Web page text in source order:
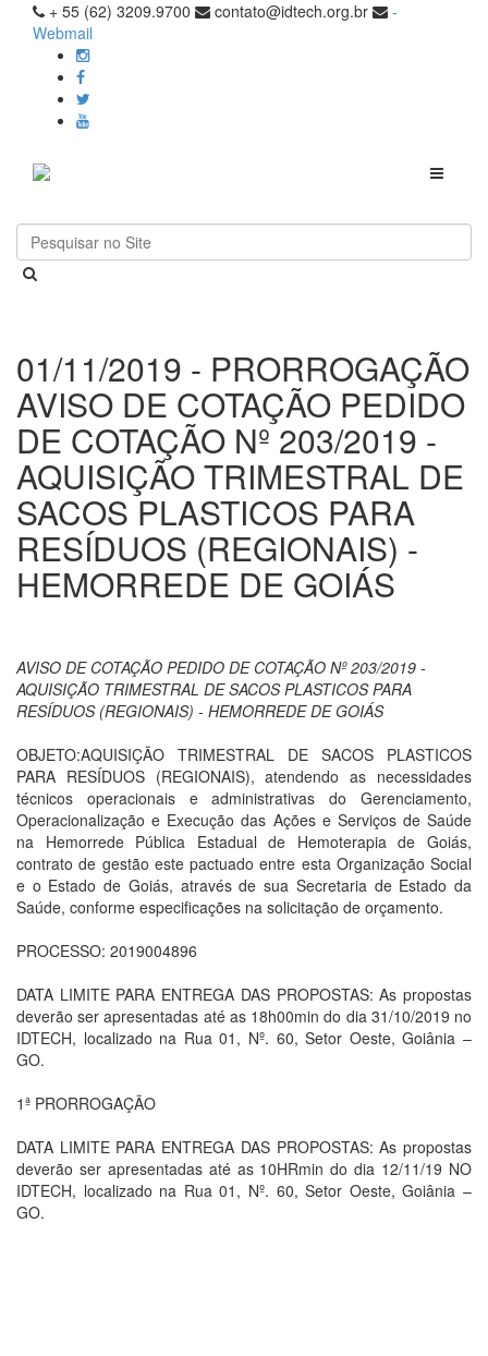
+ 55 (62) 3209.9700 contato@idtech.org.br
-
Webmail
Toggle
01/11/2019 - PRORROGAÇÃO
AVISO DE COTAÇÃO PEDIDO
DE COTAÇÃO Nº 203/2019 -
AQUISIÇÃO TRIMESTRAL DE
SACOS PLASTICOS PARA
RESÍDUOS (REGIONAIS) -
HEMORREDE DE GOIÁS
AVISO DE COTAÇÃO PEDIDO DE COTAÇÃO Nº 203/2019 -
AQUISIÇÃO TRIMESTRAL DE SACOS PLASTICOS PARA
RESÍDUOS (REGIONAIS) - HEMORREDE DE GOIÁS
OBJETO:AQUISIÇÃO TRIMESTRAL DE SACOS PLASTICOS
PARA RESÍDUOS (REGIONAIS), atendendo as necessidades
técnicos operacionais e administrativas do Gerenciamento,
Operacionalização e Execução das Ações e Serviços de Saúde
na Hemorrede Pública Estadual de Hemoterapia de Goiás,
contrato de gestão este pactuado entre esta Organização Social
e o Estado de Goiás, através de sua Secretaria de Estado da
Saúde, conforme especificações na solicitação de orçamento.
PROCESSO: 2019004896
DATA LIMITE PARA ENTREGA DAS PROPOSTAS: As propostas
deverão ser apresentadas até as 18h00min do dia 31/10/2019 no
IDTECH, localizado na Rua 01, Nº. 60, Setor Oeste, Goiânia –
GO.
1ª PRORROGAÇÃO
DATA LIMITE PARA ENTREGA DAS PROPOSTAS: As propostas
deverão ser apresentadas até as 10HRmin do dia 12/11/19 NO
IDTECH, localizado na Rua 01, Nº. 60, Setor Oeste, Goiânia –
GO.